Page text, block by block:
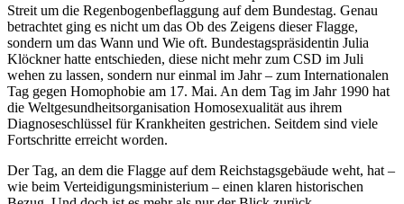
Streit um die Regenbogenbeflaggung auf dem Bundestag. Genau
betrachtet ging es nicht um das Ob des Zeigens dieser Flagge,
sondern um das Wann und Wie oft. Bundestagspräsidentin Julia
Klöckner hatte entschieden, diese nicht mehr zum CSD im Juli
wehen zu lassen, sondern nur einmal im Jahr – zum Internationalen
Tag gegen Homophobie am 17. Mai. An dem Tag im Jahr 1990 hat
die Weltgesundheitsorganisation Homosexualität aus ihrem
Diagnoseschlüssel für Krankheiten gestrichen. Seitdem sind viele
Fortschritte erreicht worden.
Der Tag, an dem die Flagge auf dem Reichstagsgebäude weht, hat –
wie beim Verteidigungsministerium – einen klaren historischen